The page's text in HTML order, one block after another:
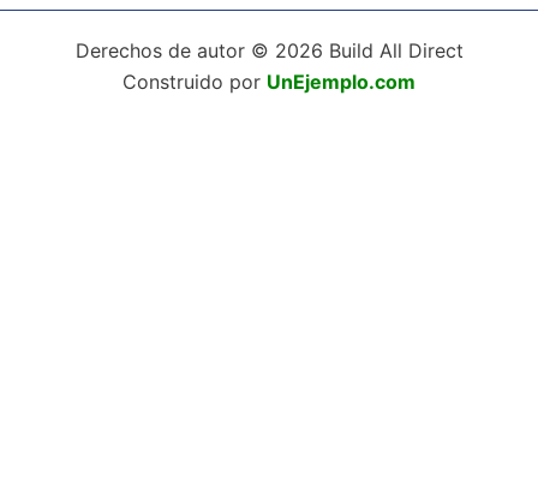
Derechos de autor © 2026 Build All Direct
Construido por UnEjemplo.com